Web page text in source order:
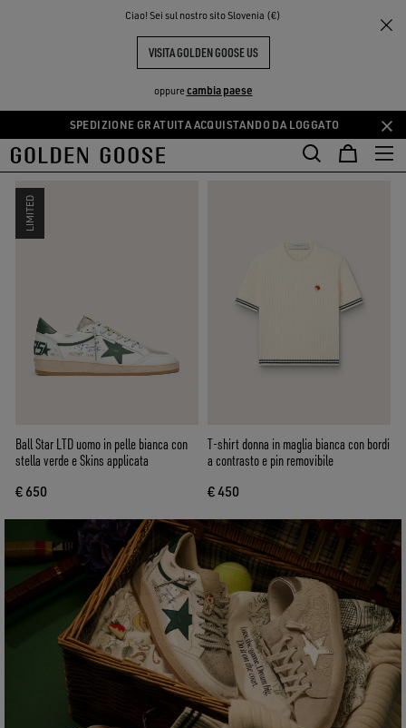
Ciao! Sei sul nostro sito Slovenia (€)
VISITA GOLDEN GOOSE US
oppurecambia paese
Vai
al
principale
Vai
al
del
piè
SPEDIZIONE GRATUITA ACQUISTANDO DA LOGGATO
THE
COMMUNITY
SELEZIONE SPORT-INSPIRED
FILTRA E ORDINA REIMPOSTA
LIMITED
Ball Star LTD uomo in pelle bianca con
stella verde e Skins applicata
€ 650
T-shirt donna in maglia bianca con bordi
a contrasto e pin removibile
€ 450